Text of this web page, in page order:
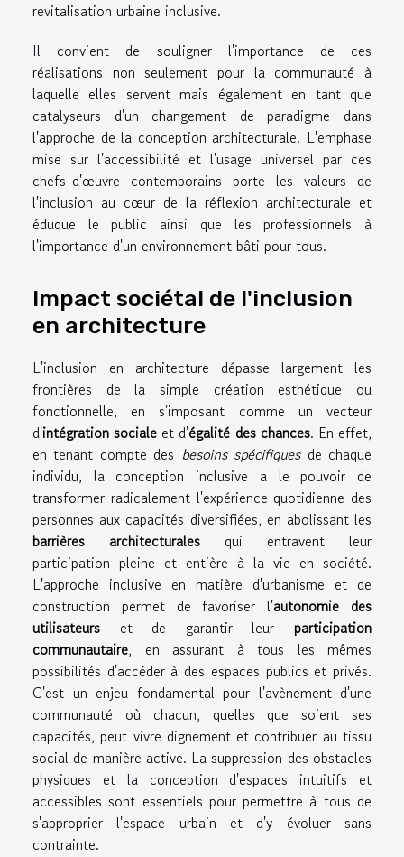
revitalisation urbaine inclusive.
Il convient de souligner l'importance de ces
réalisations non seulement pour la communauté à
laquelle elles servent mais également en tant que
catalyseurs d'un changement de paradigme dans
l'approche de la conception architecturale. L'emphase
mise sur l'accessibilité et l'usage universel par ces
chefs-d'œuvre contemporains porte les valeurs de
l'inclusion au cœur de la réflexion architecturale et
éduque le public ainsi que les professionnels à
l'importance d'un environnement bâti pour tous.
Impact sociétal de l'inclusion
en architecture
L'inclusion en architecture dépasse largement les
frontières de la simple création esthétique ou
fonctionnelle, en s'imposant comme un vecteur
d'intégration sociale et d'égalité des chances. En effet,
en tenant compte des besoins spécifiquesde chaque
individu, la conception inclusive a le pouvoir de
transformer radicalement l'expérience quotidienne des
personnes aux capacités diversifiées, en abolissant les
barrières architecturales qui entravent leur
participation pleine et entière à la vie en société.
L'approche inclusive en matière d'urbanisme et de
construction permet de favoriser l'autonomie des
utilisateurs et de garantir leur participation
communautaire, en assurant à tous les mêmes
possibilités d'accéder à des espaces publics et privés.
C'est un enjeu fondamental pour l'avènement d'une
communauté où chacun, quelles que soient ses
capacités, peut vivre dignement et contribuer au tissu
social de manière active. La suppression des obstacles
physiques et la conception d'espaces intuitifs et
accessibles sont essentiels pour permettre à tous de
s'approprier l'espace urbain et d'y évoluer sans
contrainte.